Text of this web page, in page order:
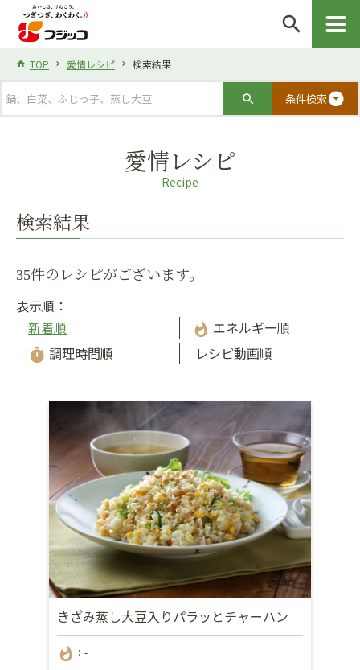
search
TOP 愛情レシピ 検索結果
条件検索arrow_drop_down_circle
愛情レシピ
Recipe
検索結果
35件のレシピがございます。
表示順：
新着順
whatshot エネルギー順
timer 調理時間順 レシピ動画順
きざみ蒸し大豆入りパラッとチャーハン
whatshot ：-